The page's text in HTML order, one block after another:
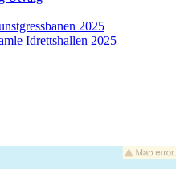
2025
Idrettshallen 2025